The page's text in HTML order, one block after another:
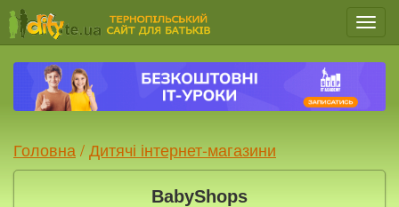
Меню
Головна /Дитячі інтернет-магазини
BabyShops